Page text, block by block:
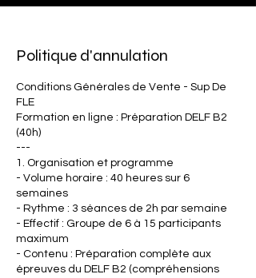
Politique d'annulation
Conditions Générales de Vente - Sup De
FLE
Formation en ligne : Préparation DELF B2
(40h)
---
1. Organisation et programme
- Volume horaire : 40 heures sur 6
semaines
- Rythme : 3 séances de 2h par semaine
- Effectif : Groupe de 6 à 15 participants
maximum
- Contenu : Préparation complète aux
épreuves du DELF B2 (compréhensions